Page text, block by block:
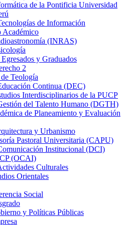
de la Pontificia Universidad
de Información
Académico
(INRAS)
y Graduados
2
Teología
Continua (DEC)
Interdisciplinarios de la PUCP
del Talento Humano (DGTH)
de Planeamiento y Evaluación
y Urbanismo
Pastoral Universitaria (CAPU)
Institucional (DCI)
(OCAI)
Culturales
Orientales
Social
y Políticas Públicas